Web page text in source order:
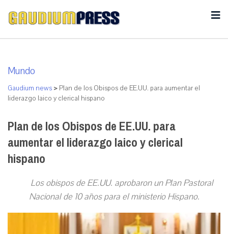
Mundo
Gaudium news > Plan de los Obispos de EE.UU. para aumentar el
liderazgo laico y clerical hispano
Plan de los Obispos de EE.UU. para
aumentar el liderazgo laico y clerical
hispano
Los obispos de EE.UU. aprobaron un Plan Pastoral
Nacional de 10 años para el ministerio Hispano.